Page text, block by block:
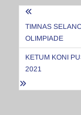
Navigasi
pos
TIMNAS
OLIMPIADE
KETUM KONI
2021